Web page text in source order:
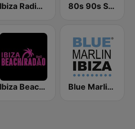
Ibiza Radios - Funky 80s 90s Super Pop Hits
Ibiza Beach Radio Blue Marlin Ibiza Radio